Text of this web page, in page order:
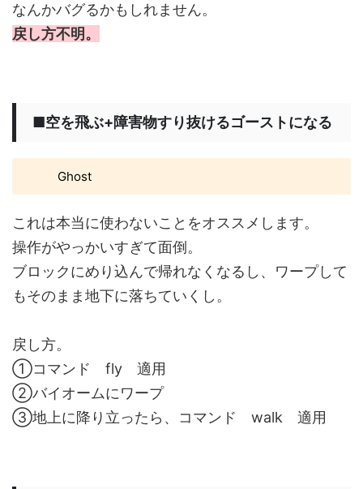
なんかバグるかもしれません。
戻し方不明。
■空を飛ぶ+障害物すり抜けるゴーストになる
Ghost
これは本当に使わないことをオススメします。
操作がやっかいすぎて面倒。
ブロックにめり込んで帰れなくなるし、ワープして
もそのまま地下に落ちていくし。
戻し方。
①コマンド fly 適用
②バイオームにワープ
③地上に降り立ったら、コマンド walk 適用